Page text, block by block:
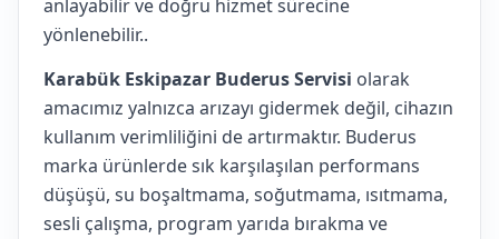
anlayabilir ve doğru hizmet sürecine
yönlenebilir..
Karabük Eskipazar Buderus Servisi olarak
amacımız yalnızca arızayı gidermek değil, cihazın
kullanım verimliliğini de artırmaktır. Buderus
marka ürünlerde sık karşılaşılan performans
düşüşü, su boşaltmama, soğutmama, ısıtmama,
sesli çalışma, program yarıda bırakma ve